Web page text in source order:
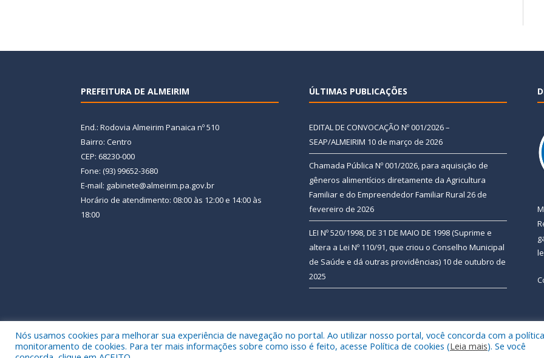
PREFEITURA DE ALMEIRIM
End.: Rodovia Almeirim Panaica nº 510
Bairro: Centro
CEP: 68230-000
Fone: (93) 99652-3680
E-mail: gabinete@almeirim.pa.gov.br
Horário de atendimento: 08:00 às 12:00 e 14:00 às
18:00
ÚLTIMAS PUBLICAÇÕES
EDITAL DE CONVOCAÇÃO Nº 001/2026 –
SEAP/ALMEIRIM 10 de março de 2026
Chamada Pública Nº 001/2026, para aquisição de
gêneros alimentícios diretamente da Agricultura
Familiar e do Empreendedor Familiar Rural 26 de
fevereiro de 2026
LEI Nº 520/1998, DE 31 DE MAIO DE 1998 (Suprime e
altera a Lei Nº 110/91, que criou o Conselho Municipal
de Saúde e dá outras providências) 10 de outubro de
2025
Todos os direitos reservados a Prefeitura Municipal de Almeirim. Mapa do Site
Nós usamos cookies para melhorar sua experiência de navegação no portal. Ao utilizar nosso portal, você concorda com a
monitoramento de cookies. Para ter mais informações sobre como isso é feito, acesse Política de cookies (Leia mais). Se você